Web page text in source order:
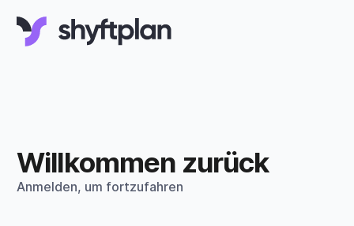
Willkommen zurück
Anmelden, um fortzufahren